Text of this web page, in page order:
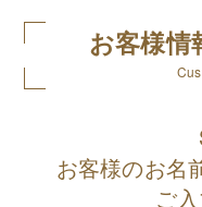
お客様情
お客様のお名
ご